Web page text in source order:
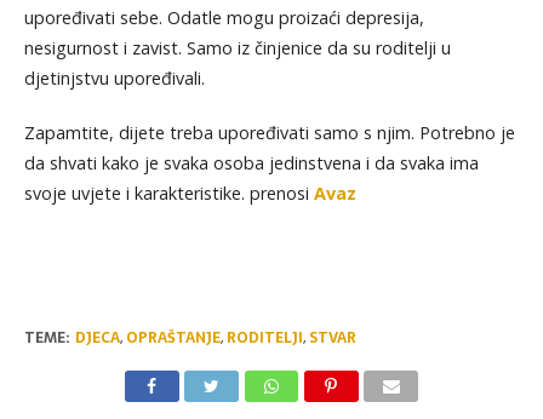
upoređivati sebe. Odatle mogu proizaći depresija,
nesigurnost i zavist. Samo iz činjenice da su roditelji u
djetinjstvu upoređivali.
Zapamtite, dijete treba upoređivati samo s njim. Potrebno je
da shvati kako je svaka osoba jedinstvena i da svaka ima
svoje uvjete i karakteristike. prenosi Avaz
TEME: DJECA, OPRAŠTANJE, RODITELJI, STVAR